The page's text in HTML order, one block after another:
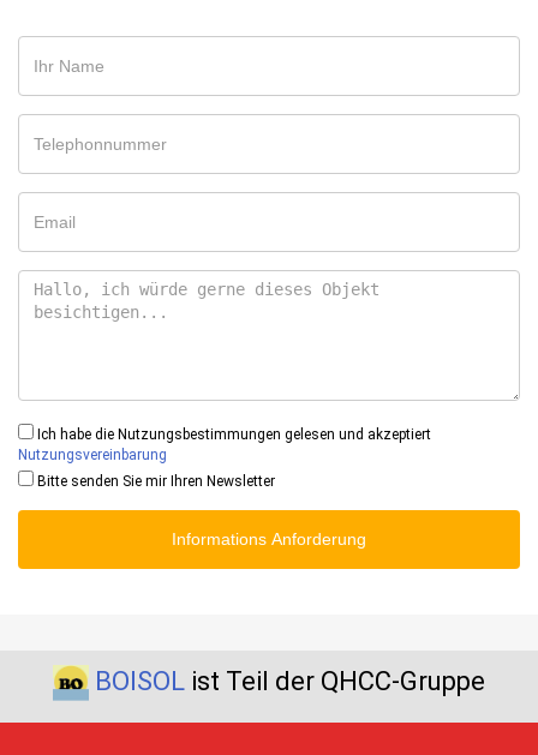
Ich habe die Nutzungsbestimmungen gelesen und akzeptiert
Nutzungsvereinbarung
Bitte senden Sie mir Ihren Newsletter
Informations Anforderung
BOISOL ist Teil der QHCC-Gruppe